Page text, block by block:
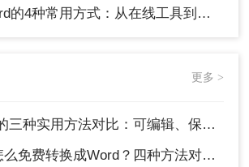
种常用方式：从在线工具到桌面软件全梳理！
更多 >
实用方法对比：可编辑、保格式、避风险！
换成Word？四种方法对比与实操指南（附详细表格）!